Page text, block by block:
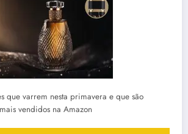
que varrem nesta primavera e que são
vendidos na Amazon